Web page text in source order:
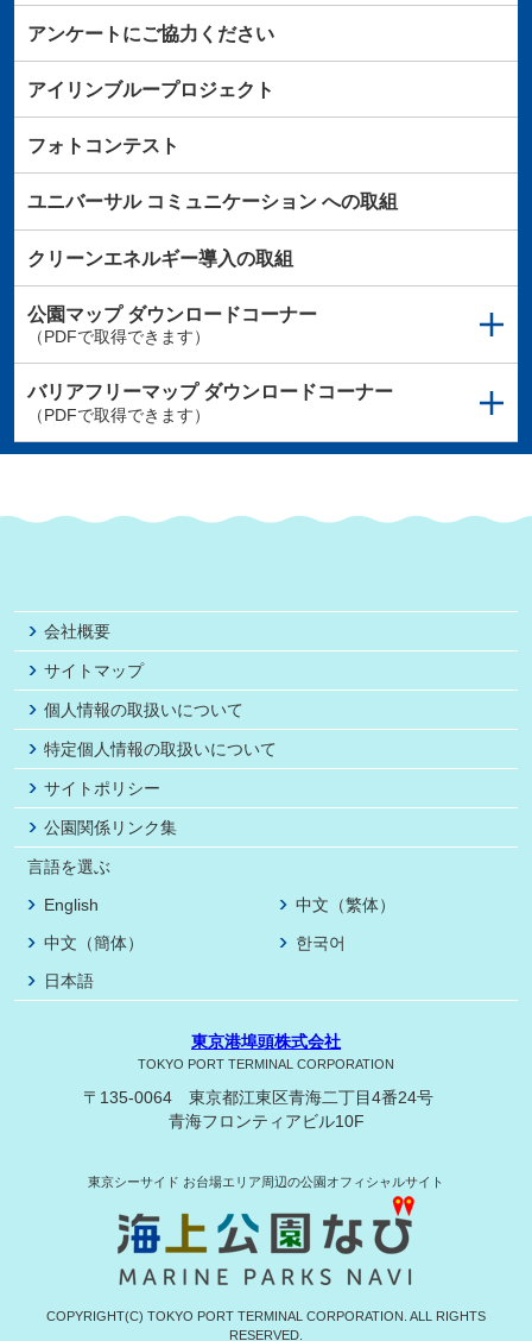
アンケートにご協力ください
アイリンブループロジェクト
フォトコンテスト
ユニバーサルコミュニケーションへの取組
クリーンエネルギー導入の取組
公園マップダウンロードコーナー
（PDFで取得できます）
バリアフリーマップダウンロードコーナー
（PDFで取得できます）
会社概要
サイトマップ
個人情報の取扱いについて
特定個人情報の取扱いについて
サイトポリシー
公園関係リンク集
言語を選ぶ
English
中文（繁体）
中文（簡体）
한국어
日本語
東京港埠頭株式会社
TOKYO PORT TERMINAL CORPORATION
〒135-0064 東京都江東区青海二丁目4番24号
青海フロンティアビル10F
東京シーサイド お台場エリア周辺の公園オフィシャルサイト
COPYRIGHT(C) TOKYO PORT TERMINAL CORPORATION. ALL RIGHTS
RESERVED.